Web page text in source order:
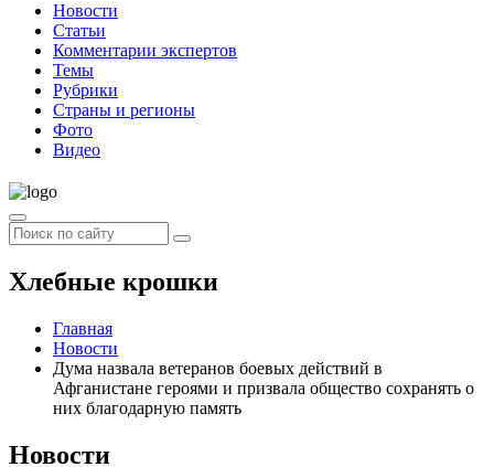
Новости
Статьи
Комментарии экспертов
Темы
Рубрики
Страны и регионы
Фото
Видео
Хлебные крошки
Главная
Новости
Дума назвала ветеранов боевых действий в
Афганистане героями и призвала общество сохранять о
них благодарную память
Новости